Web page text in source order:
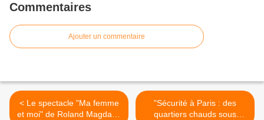
Commentaires
Ajouter un commentaire
< Le spectacle "Ma femme
et moi" de Roland Magdane
"Sécurité à Paris : des
quartiers chauds sous